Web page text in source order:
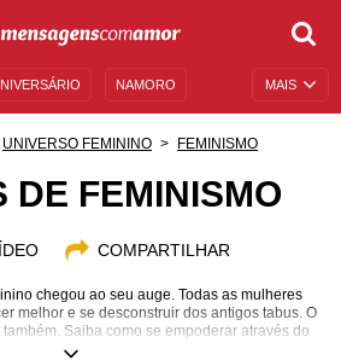
MAIS
NAMORO
UNIVERSO FEMININO FEMINISMO
DE FEMINISMO
COMPARTILHAR
chegou ao seu auge. Todas as mulheres
melhor e se desconstruir dos antigos tabus. O
Saiba como se empoderar através do
essas mensagens motivadoras!